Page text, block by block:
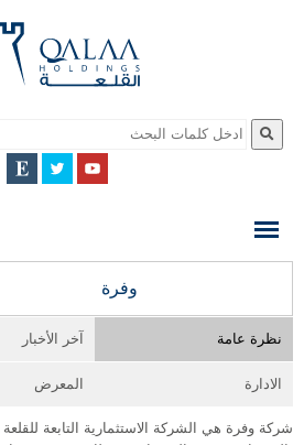
QALAA
QALAA
HOLDINGS
وفرة
نظرة عامة آخر الأخبار
الادارة المعرض
شركة وفرة هي الشركة الاستثمارية التابعة